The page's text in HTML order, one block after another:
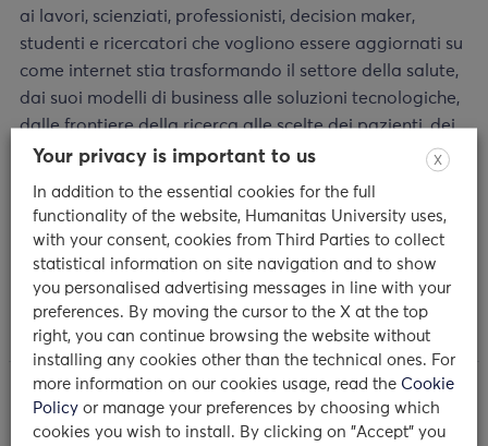
ai lavori, scienziati, professionisti, decision maker,
studenti e ricercatori che vogliono essere aggiornati su
come internet stia trasformando il settore della salute,
dai suoi modelli di business alle soluzioni tecnologiche,
dalle frontiere della ricerca alle scelte dei pazienti, dei
consumatori e dei cittadini.
Per iscriverti: clicca qui.
MORE NEWS
X
Your privacy is important to us
In addition to the essential cookies for the full
functionality of the website, Humanitas University uses,
with your consent, cookies from Third Parties to collect
statistical information on site navigation and to show
you personalised advertising messages in line with your
preferences. By moving the cursor to the X at the top
right, you can continue browsing the website without
installing any cookies other than the technical ones. For
more information on our cookies usage, read the Cookie
Policy or manage your preferences by choosing which
cookies you wish to install. By clicking on "Accept" you